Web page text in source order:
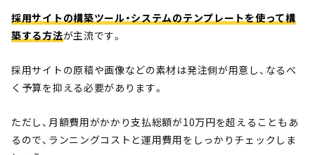
採用サイトの構築ツール・システムのテンプレートを使って構
築する方法が主流です。
採用サイトの原稿や画像などの素材は発注側が用意し、なるべ
く予算を抑える必要があります。
ただし、月額費用がかかり支払総額が10万円を超えることもあ
るので、ランニングコストと運用費用をしっかりチェックしま